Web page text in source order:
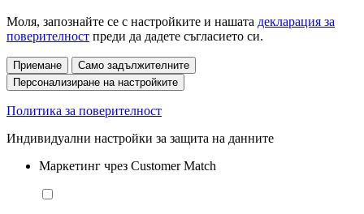
Моля, запознайте се с настройките и нашата декларация за
поверителност преди да дадете съгласието си.
Приемане
Само задължителните
Персонализиране на настройките
Политика за поверителност
Индивидуални настройки за защита на данните
Маркетинг чрез Customer Match